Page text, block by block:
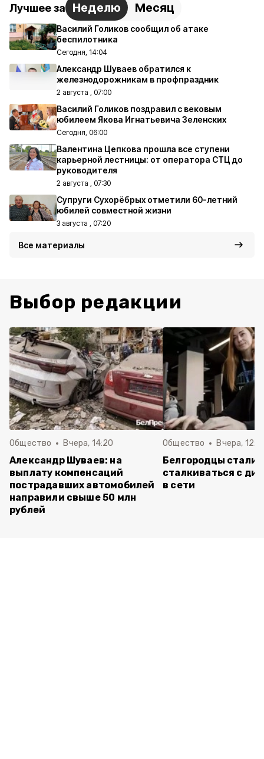
Лучшее за Неделю Месяц
Василий Голиков сообщил об атаке
беспилотника
Сегодня, 14:04
Александр Шуваев обратился к
железнодорожникам в профпраздник
2 августа , 07:00
Василий Голиков поздравил с вековым
юбилеем Якова Игнатьевича Зеленских
Сегодня, 06:00
Валентина Цепкова прошла все ступени
карьерной лестницы: от оператора СТЦ до
руководителя
2 августа , 07:30
Супруги Сухорёбрых отметили 60-летний
юбилей совместной жизни
3 августа , 07:20
Все материалы
Выбор редакции
Общество Вчера, 14:20
Александр Шуваев: на
выплату компенсаций
пострадавших автомобилей
направили свыше 50 млн
рублей
Общество Вчера,
Белгородцы стали
сталкиваться с
в сети